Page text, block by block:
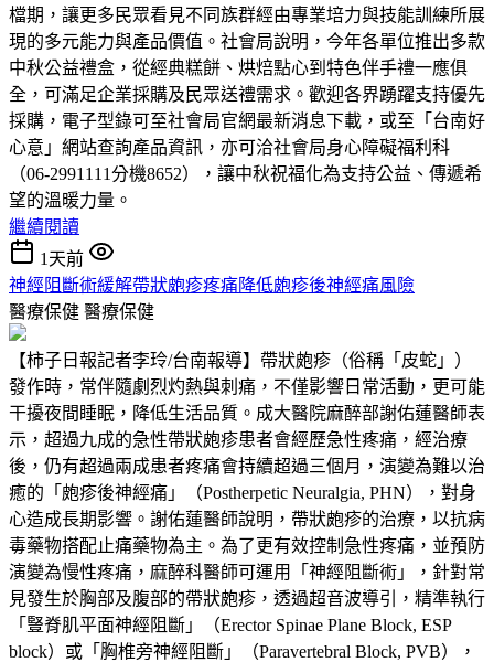
檔期，讓更多民眾看見不同族群經由專業培力與技能訓練所展
現的多元能力與產品價值。社會局說明，今年各單位推出多款
中秋公益禮盒，從經典糕餅、烘焙點心到特色伴手禮一應俱
全，可滿足企業採購及民眾送禮需求。歡迎各界踴躍支持優先
採購，電子型錄可至社會局官網最新消息下載，或至「台南好
心意」網站查詢產品資訊，亦可洽社會局身心障礙福利科
（06-2991111分機8652），讓中秋祝福化為支持公益、傳遞希
望的溫暖力量。
繼續閱讀
1天前
神經阻斷術緩解帶狀皰疹疼痛降低皰疹後神經痛風險
醫療保健 醫療保健
【柿子日報記者李玲/台南報導】帶狀皰疹（俗稱「皮蛇」）
發作時，常伴隨劇烈灼熱與刺痛，不僅影響日常活動，更可能
干擾夜間睡眠，降低生活品質。成大醫院麻醉部謝佑蓮醫師表
示，超過九成的急性帶狀皰疹患者會經歷急性疼痛，經治療
後，仍有超過兩成患者疼痛會持續超過三個月，演變為難以治
癒的「皰疹後神經痛」（Postherpetic Neuralgia, PHN），對身
心造成長期影響。謝佑蓮醫師說明，帶狀皰疹的治療，以抗病
毒藥物搭配止痛藥物為主。為了更有效控制急性疼痛，並預防
演變為慢性疼痛，麻醉科醫師可運用「神經阻斷術」，針對常
見發生於胸部及腹部的帶狀皰疹，透過超音波導引，精準執行
「豎脊肌平面神經阻斷」（Erector Spinae Plane Block, ESP
block）或「胸椎旁神經阻斷」（Paravertebral Block, PVB），